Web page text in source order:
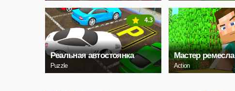
Реальная автостоянка
Puzzle
4.3
Мастер ремесла
Action